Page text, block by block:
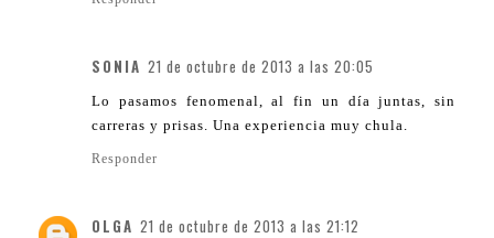
SONIA 21 de octubre de 2013 a las 20:05
Lo pasamos fenomenal, al fin un día juntas, sin
carreras y prisas. Una experiencia muy chula.
Responder
OLGA 21 de octubre de 2013 a las 21:12